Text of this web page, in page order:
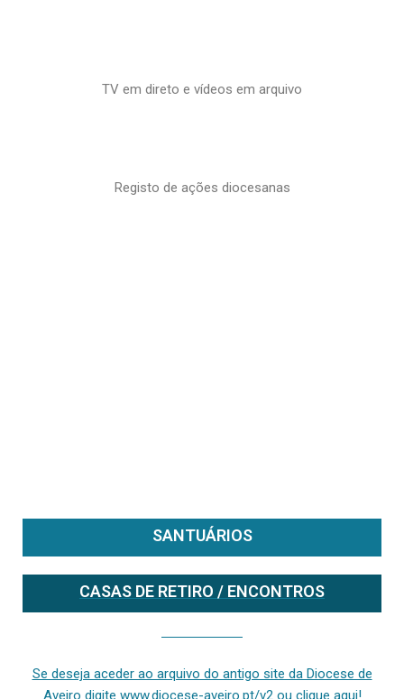
TV em direto e vídeos em arquivo
Registo de ações diocesanas
SANTUÁRIOS
CASAS DE RETIRO / ENCONTROS
Se deseja aceder ao arquivo do antigo site da Diocese de
Aveiro digite www.diocese-aveiro.pt/v2 ou clique aqui!